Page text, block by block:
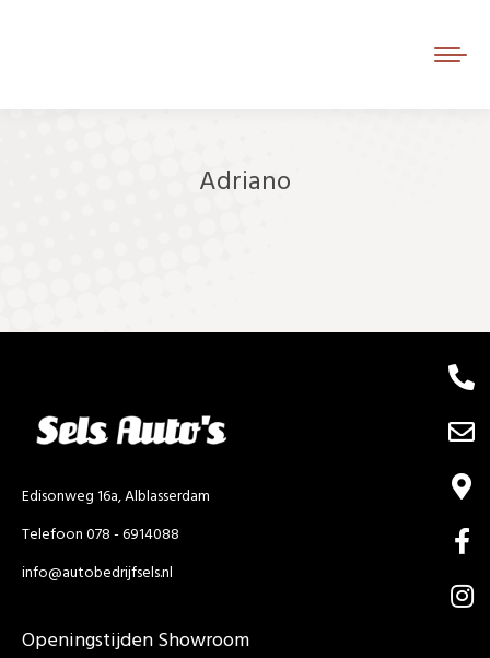
Adriano
Edisonweg 16a, Alblasserdam
Telefoon 078 - 6914088
info@autobedrijfsels.nl
Openingstijden Showroom